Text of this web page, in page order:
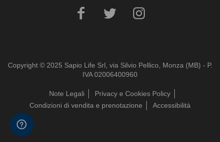
Copyright © 2025 Sapio Life Srl, via Silvio Pellico, Monza (MB) - P.
IVA 02006400960
Note Legali
Privacy e Cookies Policy
Condizioni di vendita e prenotazione
Accessibilità